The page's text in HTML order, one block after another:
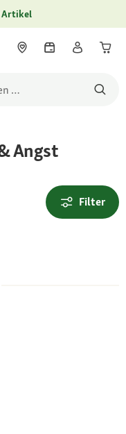
Artikel
Angst
Filter